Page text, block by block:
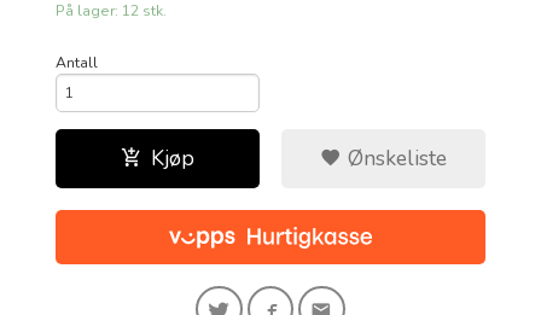
På lager: 12 stk.
Antall
Kjøp Ønskeliste